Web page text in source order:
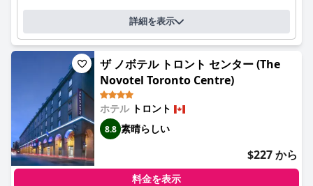
ます。全体として、フェアモント ロイヤル ヨーク ホテルは、豪
華さに囲まれた壮大で格式の高いロケーションを提供し、素晴ら
しい滞在を約束します。
詳細を表示
ザ ノボテル トロント センター (The
Novotel Toronto Centre)
ホテル トロント
8.8 素晴らしい
$227 から
料金を表示